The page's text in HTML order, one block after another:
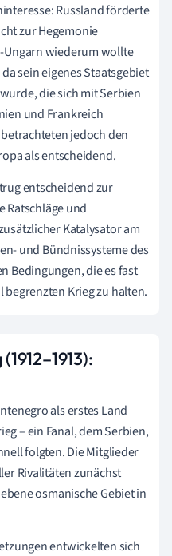
Russland förderte
zur Hegemonie
Ungarn wiederum wollte
sein eigenes Staatsgebiet
die sich mit Serbien
und Frankreich
jedoch den
als entscheidend.
entscheidend zur
Ratschläge und
Katalysator am
und Bündnissysteme des
Bedingungen, die es fast
Krieg zu halten.
als erstes Land
– ein Fanal, dem Serbien,
folgten. Die Mitglieder
Rivalitäten zunächst
osmanische Gebiet in
entwickelten sich